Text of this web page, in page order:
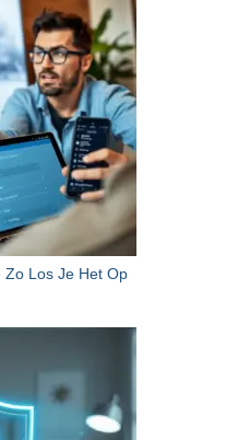
Zo Los Je Het Op